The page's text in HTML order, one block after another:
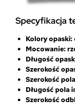
a
e
p
P
o
Specyfikacja
Kolory opaski:
Mocowanie:
Długość
Szerokość
Szerokość
Długość pola
Szerokość